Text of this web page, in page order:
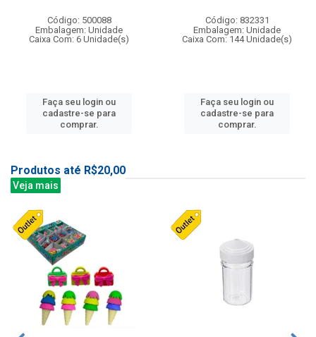
Código: 500088
Embalagem: Unidade
Caixa Com: 6 Unidade(s)
Faça seu login ou
cadastre-se para
comprar.
Código: 832331
Embalagem: Unidade
Caixa Com: 144 Unidade(s)
Faça seu login ou
cadastre-se para
comprar.
Produtos até R$20,00
Veja mais